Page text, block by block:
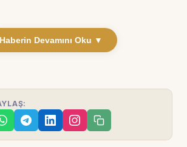
Haberin Devamını Oku ▼